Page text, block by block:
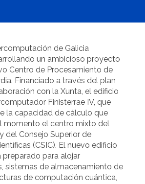
de Galicia
un ambicioso proyecto
Centro de Procesamiento de
Financiado a través del plan
con la Xunta, el edificio
Finisterrae IV, que
la capacidad de cálculo que
momento el centro mixto del
del Consejo Superior de
(CSIC). El nuevo edificio
para alojar
sistemas de almacenamiento de
de computación cuántica,